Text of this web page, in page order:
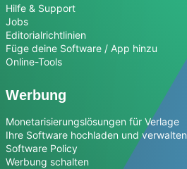
Hilfe & Support
Jobs
Editorialrichtlinien
Füge deine Software / App hinzu
Online-Tools
Werbung
Monetarisierungslösungen für Verlage
Ihre Software hochladen und verwalten
Software Policy
Werbung schalten